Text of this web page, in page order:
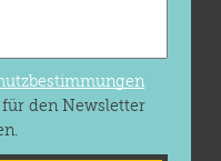
den Newsletter